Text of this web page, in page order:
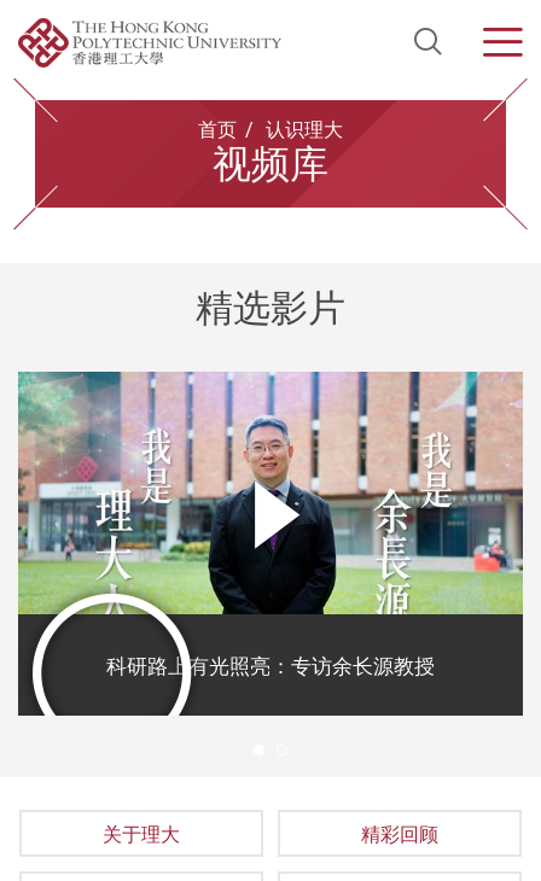
Open
Start main content
首页 认识理大
视频库
精选影片
科研路上有光照亮：专访余长源教授
关于理大 精彩回顾